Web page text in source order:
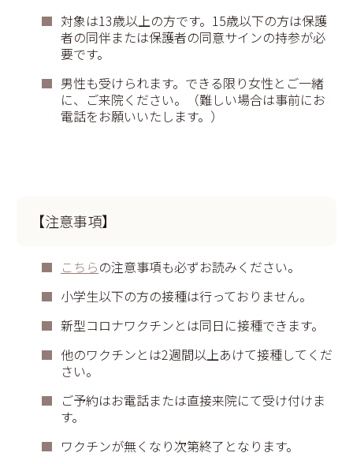
対象は13歳以上の方です。15歳以下の方は保護
者の同伴または保護者の同意サインの持参が必
要です。
男性も受けられます。できる限り女性とご一緒
に、ご来院ください。（難しい場合は事前にお
電話をお願いいたします。）
【注意事項】
こちらの注意事項も必ずお読みください。
小学生以下の方の接種は行っておりません。
新型コロナワクチンとは同日に接種できます。
他のワクチンとは2週間以上あけて接種してくだ
さい。
ご予約はお電話または直接来院にて受け付けま
す。
ワクチンが無くなり次第終了となります。